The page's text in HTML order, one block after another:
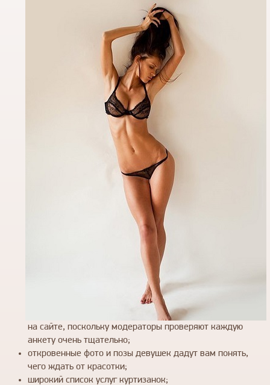
на сайте, поскольку модераторы проверяют каждую
анкету очень тщательно;
откровенные фото и позы девушек дадут вам понять,
чего ждать от красотки;
широкий список услуг куртизанок;